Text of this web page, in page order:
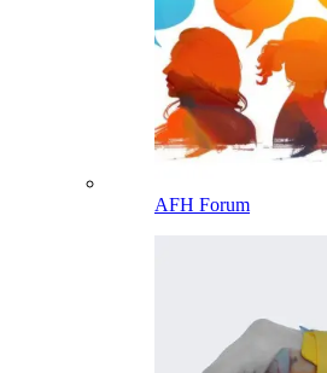
AFH Forum